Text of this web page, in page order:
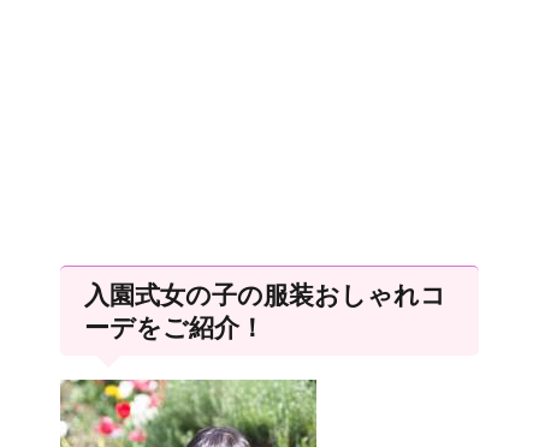
入園式女の子の服装おしゃれコ
ーデをご紹介！